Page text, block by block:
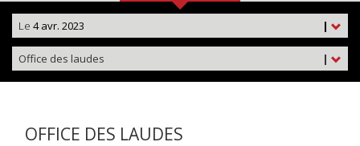
|
Le 4 avr. 2023
|
Office des laudes
OFFICE DES LAUDES